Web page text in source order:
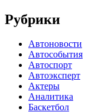
Рубрики
Автоновости
Автособытия
Автоспорт
Автоэксперт
Актеры
Аналитика
Баскетбол